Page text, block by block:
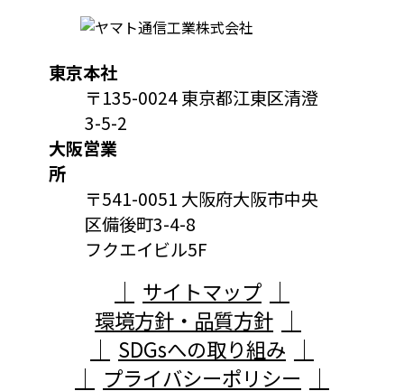
東京本社
〒135-0024 東京都江東区清澄
3-5-2
大阪営業
所
〒541-0051 大阪府大阪市中央
区備後町3-4-8
フクエイビル5F
サイトマップ
環境方針・品質方針
SDGsへの取り組み
プライバシーポリシー